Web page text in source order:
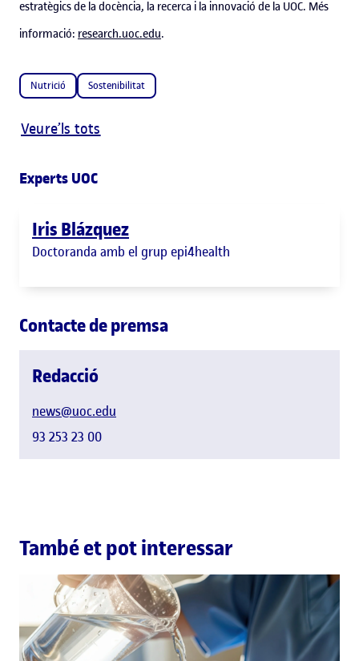
estratègics de la docència, la recerca i la innovació de la UOC. Més
informació: research.uoc.edu.
Nutrició Sostenibilitat
Veure’ls tots
Experts UOC
Iris Blázquez
Doctoranda amb el grup epi4health
Contacte de premsa
Redacció
news@uoc.edu
93 253 23 00
També et pot interessar